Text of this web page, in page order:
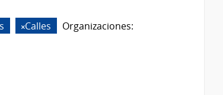
Calles
Organizaciones: